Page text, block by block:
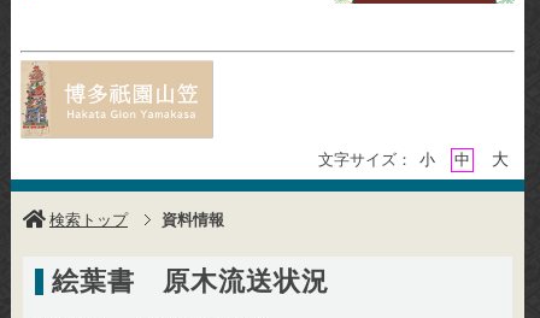
文字サイズ： 小 中 大
検索トップ 資料情報
絵葉書 原木流送状況